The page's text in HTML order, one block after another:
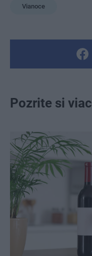
Vianoce
Pozrite si viac